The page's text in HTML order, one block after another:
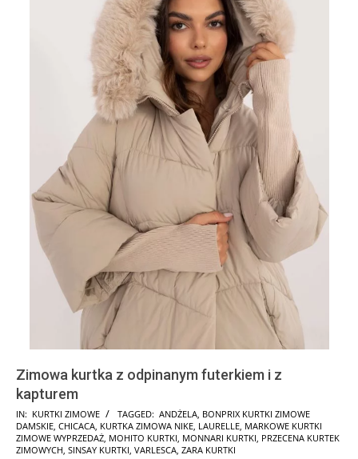
Zimowa kurtka z odpinanym futerkiem i z
kapturem
2025-
12-
14
IN: KURTKI ZIMOWE TAGGED: ANDŻELA, BONPRIX KURTKI ZIMOWE
DAMSKIE, CHICACA, KURTKA ZIMOWA NIKE, LAURELLE, MARKOWE KURTKI
ZIMOWE WYPRZEDAŻ, MOHITO KURTKI, MONNARI KURTKI, PRZECENA KURTEK
ZIMOWYCH, SINSAY KURTKI, VARLESCA, ZARA KURTKI